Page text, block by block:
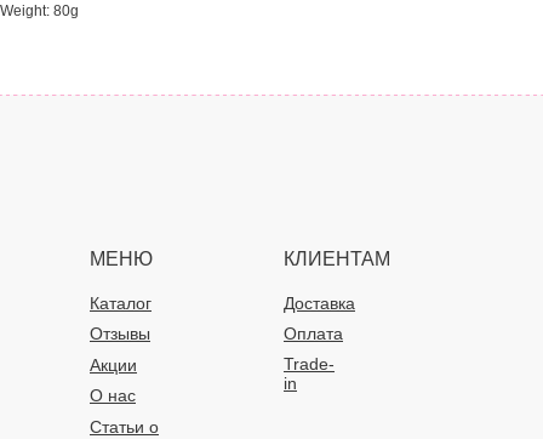
Weight: 80g
МЕНЮ КЛИЕНТАМ
Каталог
О нас
Доставка
Статьи о
Оплата
Отзывы
Акции
Trade-
in